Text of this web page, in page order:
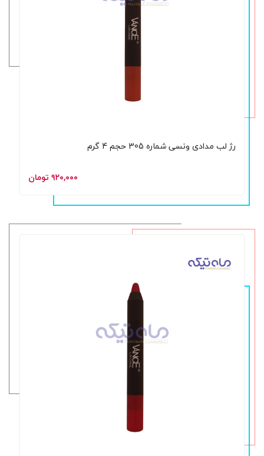
رژ لب مدادی ونسی شماره 305 حجم 4 گرم
۹۲۰,۰۰۰ تومان